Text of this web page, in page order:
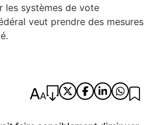
les systèmes de vote
veut prendre des mesures